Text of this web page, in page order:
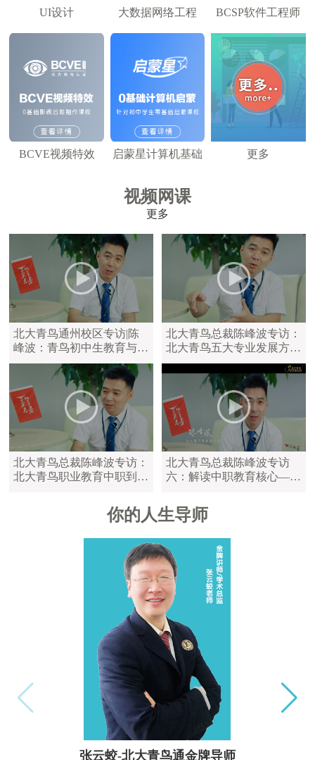
UI设计 大数据网络工程 BCSP软件工程师
BCVE视频特效 启蒙星计算机基础 更多
视频网课
更多
北大青鸟通州校区专访|陈
峰波：青鸟初中生教育与中
职教育区别
北大青鸟总裁陈峰波专访：
北大青鸟五大专业发展方
向，满足学员不同学习需求
北大青鸟总裁陈峰波专访：
北大青鸟职业教育中职到大
北大青鸟总裁陈峰波专访
六：解读中职教育核心——
你的人生导师
张云蛟-北大青鸟通金牌导师